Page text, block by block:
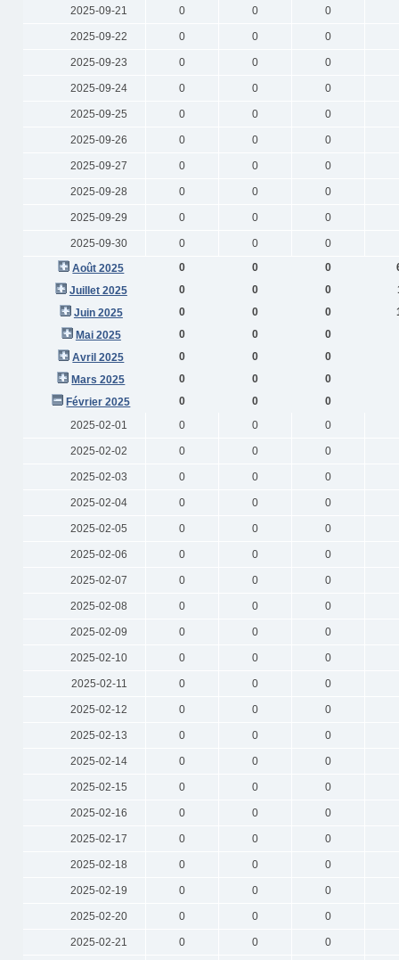
2025-09-21 0 0 0
2025-09-22 0 0 0
2025-09-23 0 0 0
2025-09-24 0 0 0
2025-09-25 0 0 0
2025-09-26 0 0 0
2025-09-27 0 0 0
2025-09-28 0 0 0
2025-09-29 0 0 0
2025-09-30 0 0
0
Août 2025
0 0 0
Juillet 2025
0 0 0
Juin 2025
0 0 0
Mai 2025
0 0
0
Avril 2025
0 0
0
Mars 2025
0 0
0
Février 2025
0 0
0
2025-02-01
0 0 0
2025-02-02 0 0 0
2025-02-03 0 0 0
2025-02-04 0 0 0
2025-02-05 0 0 0
2025-02-06 0 0 0
2025-02-07 0 0 0
2025-02-08 0 0 0
2025-02-09 0 0 0
2025-02-10 0 0 0
2025-02-11 0 0 0
2025-02-12 0 0 0
2025-02-13 0 0 0
2025-02-14 0 0 0
2025-02-15 0 0 0
2025-02-16 0 0 0
2025-02-17 0 0 0
2025-02-18 0 0 0
2025-02-19 0 0 0
2025-02-20 0 0 0
2025-02-21 0 0 0